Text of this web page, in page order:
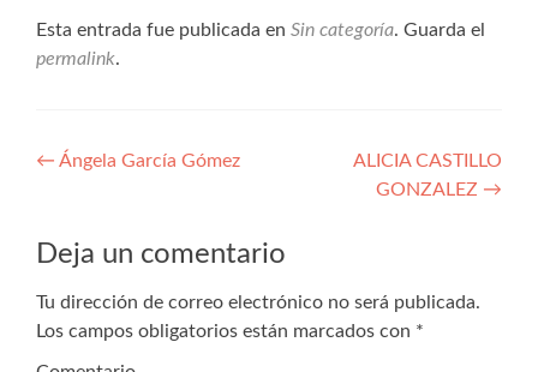
Esta entrada fue publicada en Sin categoría. Guarda el
permalink.
Navegación
entradas
← Ángela García Gómez
ALICIA CASTILLO
GONZALEZ →
Deja un comentario
Tu dirección de correo electrónico no será publicada.
Los campos obligatorios están marcados con *